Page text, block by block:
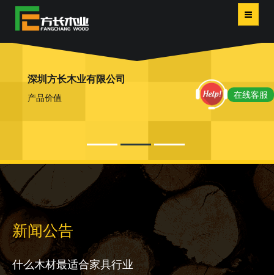
服务
评价
新闻
联系我们
深圳方长木业有限公司
产品价值
新闻公告
什么木材最适合家具行业
在线客服